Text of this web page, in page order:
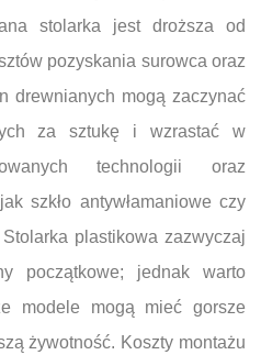
stolarka jest droższa od
pozyskania surowca oraz
drewnianych mogą zaczynać
za sztukę i wzrastać w
technologii oraz
szkło antywłamaniowe czy
Stolarka plastikowa zazwyczaj
początkowe; jednak warto
modele mogą mieć gorsze
żywotność. Koszty montażu